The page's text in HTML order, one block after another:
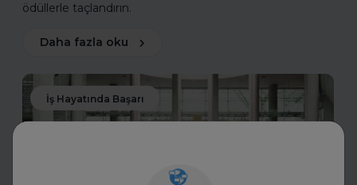
ödüllerle taçlandırın.
Daha fazla oku
İş Hayatında Başarı